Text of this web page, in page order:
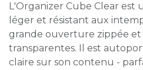
L'Organizer Cube Clear est
léger et résistant aux
grande ouverture zippée
transparentes. Il est
claire sur son contenu -